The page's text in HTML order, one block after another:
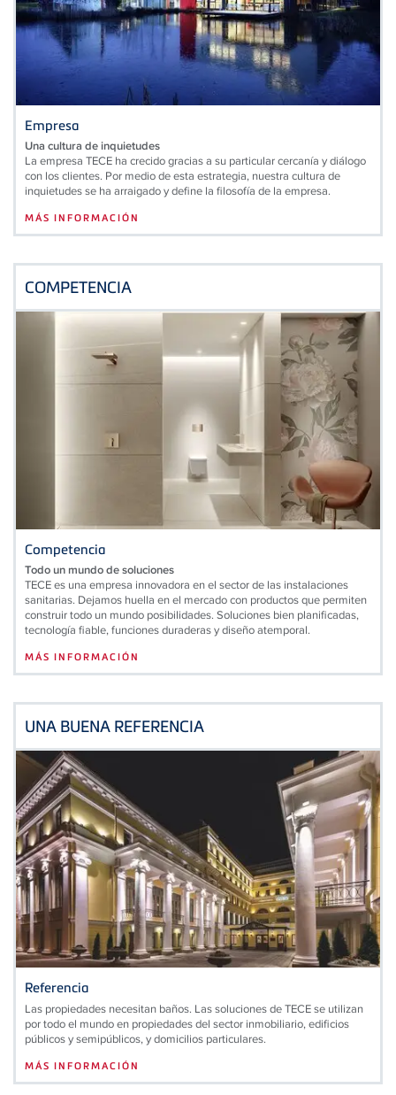
Empresa
Una cultura de inquietudes
La empresa TECE ha crecido gracias a su particular cercanía y diálogo
con los clientes. Por medio de esta estrategia, nuestra cultura de
inquietudes se ha arraigado y define la filosofía de la empresa.
MÁS INFORMACIÓN
COMPETENCIA
Competencia
Todo un mundo de soluciones
TECE es una empresa innovadora en el sector de las instalaciones
sanitarias. Dejamos huella en el mercado con productos que permiten
construir todo un mundo posibilidades. Soluciones bien planificadas,
tecnología fiable, funciones duraderas y diseño atemporal.
MÁS INFORMACIÓN
UNA BUENA REFERENCIA
Referencia
Las propiedades necesitan baños. Las soluciones de TECE se utilizan
por todo el mundo en propiedades del sector inmobiliario, edificios
públicos y semipúblicos, y domicilios particulares.
MÁS INFORMACIÓN